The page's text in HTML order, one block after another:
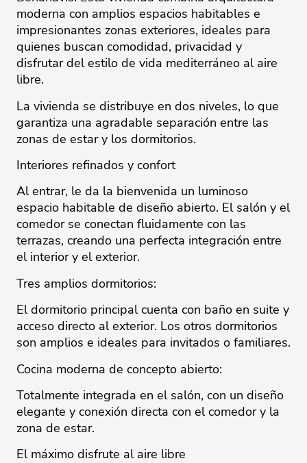
moderna con amplios espacios habitables e
impresionantes zonas exteriores, ideales para
quienes buscan comodidad, privacidad y
disfrutar del estilo de vida mediterráneo al aire
libre.
La vivienda se distribuye en dos niveles, lo que
garantiza una agradable separación entre las
zonas de estar y los dormitorios.
Interiores refinados y confort
Al entrar, le da la bienvenida un luminoso
espacio habitable de diseño abierto. El salón y el
comedor se conectan fluidamente con las
terrazas, creando una perfecta integración entre
el interior y el exterior.
Tres amplios dormitorios:
El dormitorio principal cuenta con baño en suite y
acceso directo al exterior. Los otros dormitorios
son amplios e ideales para invitados o familiares.
Cocina moderna de concepto abierto:
Totalmente integrada en el salón, con un diseño
elegante y conexión directa con el comedor y la
zona de estar.
El máximo disfrute al aire libre